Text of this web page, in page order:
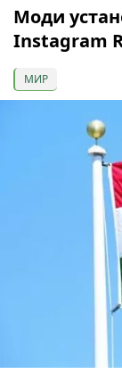
Моди
Instagram
МИР